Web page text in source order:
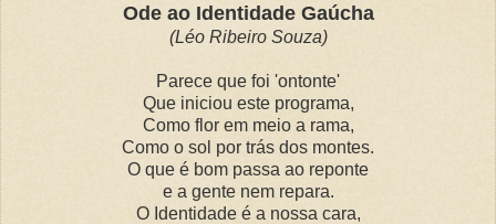
Ode ao Identidade Gaúcha
(Léo Ribeiro Souza)
Parece que foi 'ontonte'
Que iniciou este programa,
Como flor em meio a rama,
Como o sol por trás dos montes.
O que é bom passa ao reponte
e a gente nem repara.
O Identidade é a nossa cara,